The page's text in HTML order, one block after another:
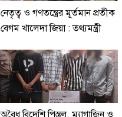
নেতৃত্ব ও গণতন্ত্রের মূর্তমান প্রতীক
বেগম খালেদা জিয়া : তথ্যমন্ত্রী
অবৈধ বিদেশি পিস্তল, ম্যাগাজিন ও